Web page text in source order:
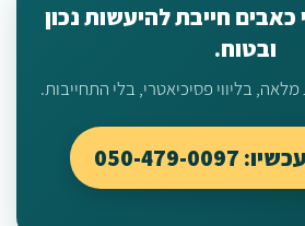
חייבת להיעשות נכון
ובטוח.
בליווי פסיכיאטרי, בלי התחייבות.
479-0097